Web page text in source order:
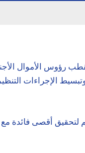
رؤوس الأموال
حقوق التملك الأجنبي بنسبة 100%، و إصلاحات ضريبية، وتبسيط
لتحقيق أقصى فائدة